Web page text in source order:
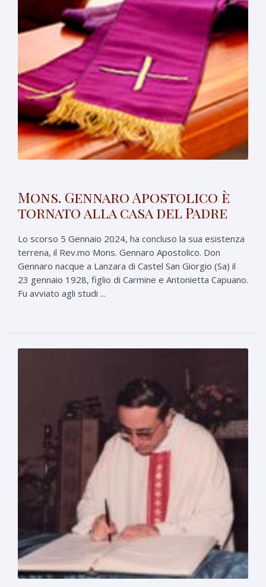
Mons. Gennaro Apostolico è
tornato alla casa del Padre
Lo scorso 5 Gennaio 2024, ha concluso la sua esistenza
terrena, il Rev.mo Mons. Gennaro Apostolico. Don
Gennaro nacque a Lanzara di Castel San Giorgio (Sa) il
23 gennaio 1928, figlio di Carmine e Antonietta Capuano.
Fu avviato agli studi ...